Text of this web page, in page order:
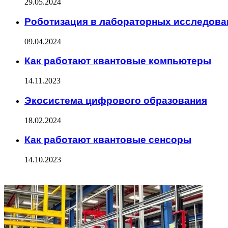
29.05.2024
Роботизация в лабораторных
09.04.2024
Как работают квантовые компьютеры
14.11.2023
Экосистема цифрового образования
18.02.2024
Как работают квантовые сенсоры
14.10.2023